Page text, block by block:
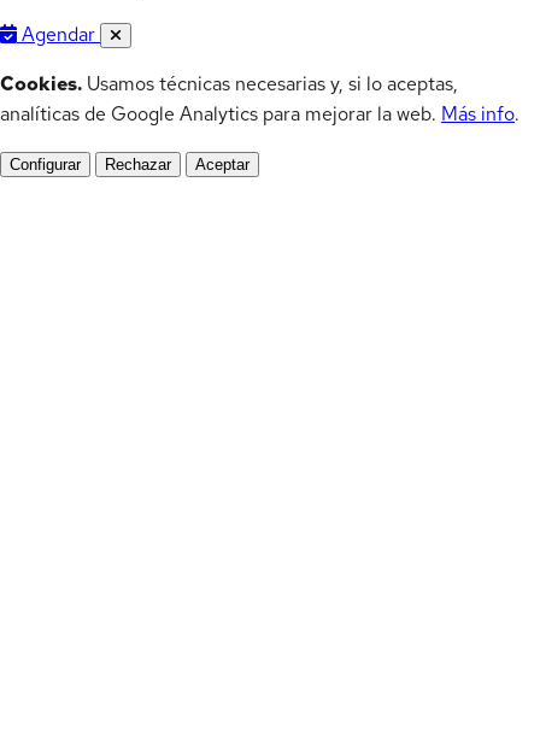
Agendar
Cookies. Usamos técnicas necesarias y, si lo aceptas,
analíticas de Google Analytics para mejorar la web. Más info.
Configurar Rechazar Aceptar